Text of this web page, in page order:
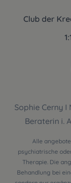
Club der
Sophie Cerny
Beraterin i.
Alle
psychiatrische
Therapie. Die
Behandlung bei